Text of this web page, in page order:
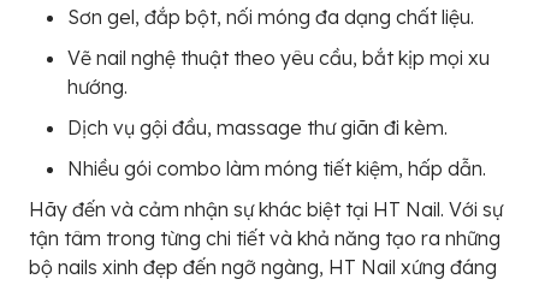
Sơn gel, đắp bột, nối móng đa dạng chất liệu.
Vẽ nail nghệ thuật theo yêu cầu, bắt kịp mọi xu
hướng.
Dịch vụ gội đầu, massage thư giãn đi kèm.
Nhiều gói combo làm móng tiết kiệm, hấp dẫn.
Hãy đến và cảm nhận sự khác biệt tại HT Nail. Với sự
tận tâm trong từng chi tiết và khả năng tạo ra những
bộ nails xinh đẹp đến ngỡ ngàng, HT Nail xứng đáng